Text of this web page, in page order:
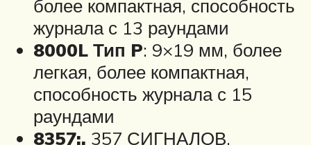
более компактная, способность
журнала с 13 раундами
8000L Тип P: 9×19 мм, более
легкая, более компактная,
способность журнала с 15
раундами
8357:. 357 СИГНАЛОВ,